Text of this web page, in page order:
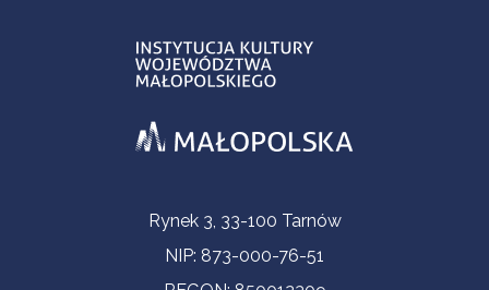
Informacje kontaktoweRynek 3, 33-100 Tarnów
NIP: 873-000-76-51